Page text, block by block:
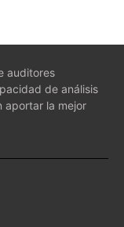
auditores
de análisis
aportar la mejor